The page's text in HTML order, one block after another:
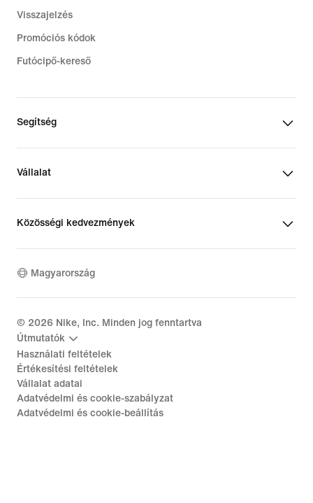
Visszajelzés
Promóciós kódok
Futócipő-kereső
Segítség
Vállalat
Közösségi kedvezmények
Magyarország
© 2026 Nike, Inc. Minden jog fenntartva
Útmutatók
Használati feltételek
Értékesítési feltételek
Vállalat adatai
Adatvédelmi és cookie-szabályzat
Adatvédelmi és cookie-beállítás